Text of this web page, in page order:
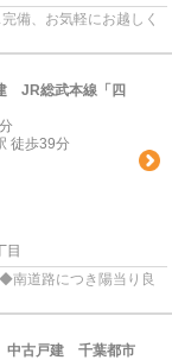
備、お気軽にお越しく
JR総武本線「四
徒歩39分
目
道路につき陽当り良
中古戸建 千葉都市